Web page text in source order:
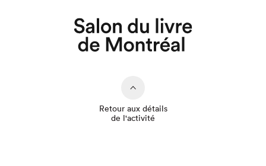
Que cherchez-vous?
Retour aux détails
de l'activité